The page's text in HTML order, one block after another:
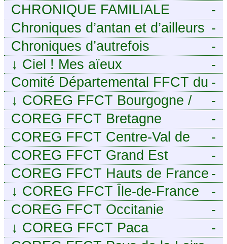
-
CHRONIQUE FAMILIALE
-
Chroniques d’antan et d’ailleurs
-
Chroniques d’autrefois
-
↓ Ciel ! Mes aïeux
-
Comité Départemental FFCT du
Cher
-
↓ COREG FFCT Bourgogne /
Franche-Comté
-
COREG FFCT Bretagne
-
COREG FFCT Centre-Val de
Loire
-
COREG FFCT Grand Est
-
COREG FFCT Hauts de France
-
↓ COREG FFCT Île-de-France
-
COREG FFCT Occitanie
-
↓ COREG FFCT Paca